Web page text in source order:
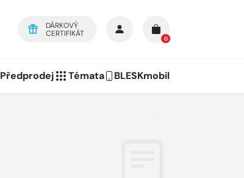
DÁRKOVÝ
CERTIFIKÁT
0
Předprodej Témata BLESKmobil